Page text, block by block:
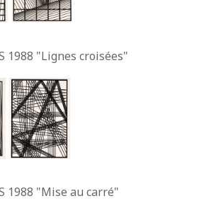
1988 "Lignes croisées"
1988 "Mise au carré"